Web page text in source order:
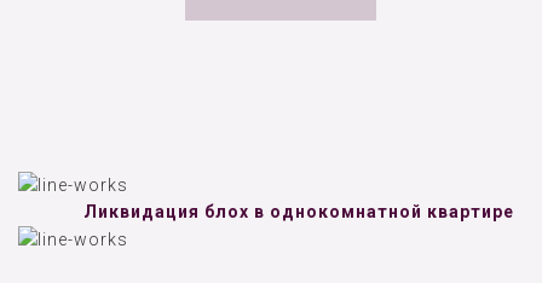
Ликвидация блох в однокомнатной квартире